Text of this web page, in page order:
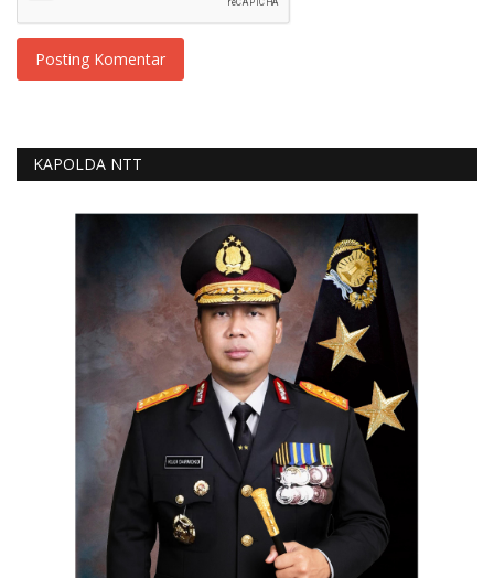
Posting Komentar
KAPOLDA NTT